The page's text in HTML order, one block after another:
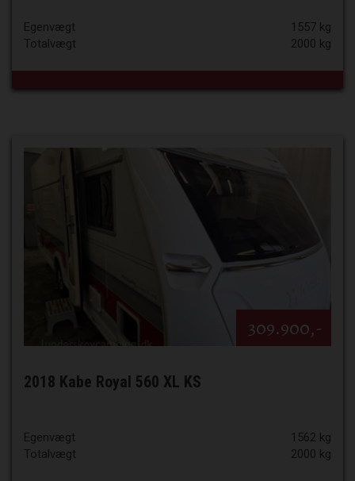
Egenvægt
1557 kg
Totalvægt
2000 kg
309.900,-
2018 Kabe Royal 560 XL KS
Egenvægt
1562 kg
Totalvægt
2000 kg